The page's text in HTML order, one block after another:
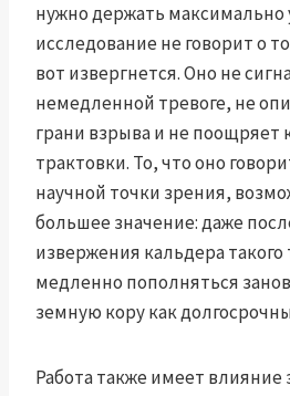
нужно держать максимально
исследование не говорит о
вот извергнется. Оно не
немедленной тревоге, не
грани взрыва и не поощряет
трактовки. То, что оно
научной точки зрения,
большее значение: даже
извержения кальдера
медленно пополняться
земную кору как
Работа также имеет влияние